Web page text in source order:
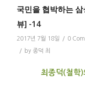
국민을 협박하는
뷰] -14
2017년 7월 18일 / 0
/ by 종덕 최
최종덕(철학)